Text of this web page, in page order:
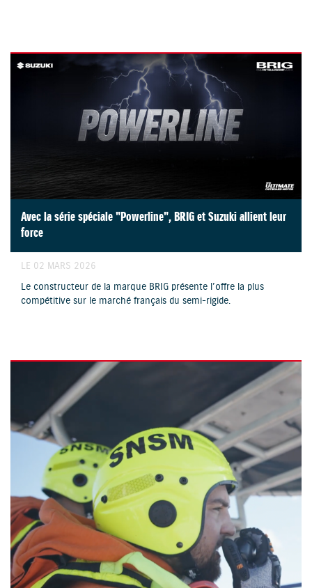
Avec la série spéciale "Powerline", BRIG et Suzuki allient leur
force
LE 02 MARS 2026
Le constructeur de la marque BRIG présente l’offre la plus
compétitive sur le marché français du semi-rigide.